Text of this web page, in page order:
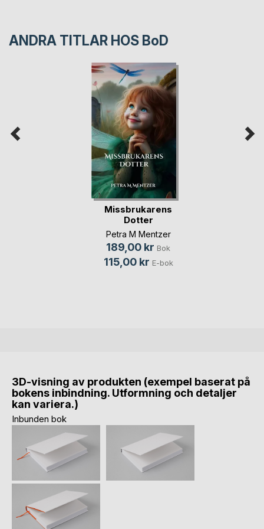
ANDRA TITLAR HOS BoD
Missbrukarens
Dotter
Petra M Mentzer
189,00 kr Bok
115,00 kr E-bok
3D-visning av produkten (exempel baserat på
bokens inbindning. Utformning och detaljer
kan variera.)
Inbunden bok